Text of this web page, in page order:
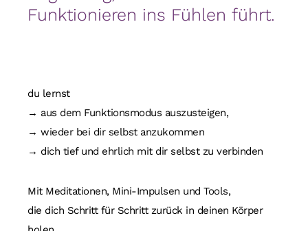
Funktionieren ins Fühlen führt.
du lernst
→ aus dem Funktionsmodus auszusteigen,
→ wieder bei dir selbst anzukommen
→ dich tief und ehrlich mit dir selbst zu verbinden
Mit Meditationen, Mini-Impulsen und Tools,
die dich Schritt für Schritt zurück in deinen Körper